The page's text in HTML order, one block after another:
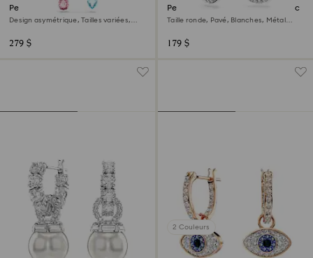
Pendants d'oreilles Gema
Design asymétrique, Tailles variées,
279 $
Pendants d'oreilles Una Angelic
Taille ronde, Pavé, Blanches, Métal
179 $
2 Couleurs